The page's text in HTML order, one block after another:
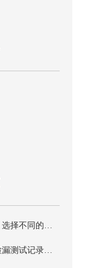
高效空气过滤网检漏测试记录表参考